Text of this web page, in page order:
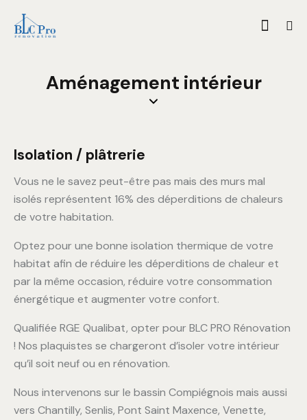
Aménagement intérieur
Isolation / plâtrerie
Vous ne le savez peut-être pas mais des murs mal
isolés représentent 16% des déperditions de chaleurs
de votre habitation.
Optez pour une bonne isolation thermique de votre
habitat afin de réduire les déperditions de chaleur et
par la même occasion, réduire votre consommation
énergétique et augmenter votre confort.
Qualifiée RGE Qualibat, opter pour BLC PRO Rénovation
! Nos plaquistes se chargeront d’isoler votre intérieur
qu’il soit neuf ou en rénovation.
Nous intervenons sur le bassin Compiégnois mais aussi
vers Chantilly, Senlis, Pont Saint Maxence, Venette,